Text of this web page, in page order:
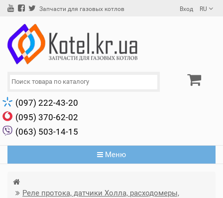
Запчасти для газовых котлов Вход RU
(097) 222-43-20
(095) 370-62-02
(063) 503-14-15
Меню
Реле протока, датчики Холла, расходомеры,